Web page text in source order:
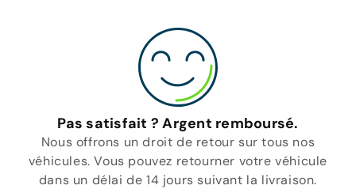
Pas satisfait ? Argent remboursé.
Nous offrons un droit de retour sur tous nos
véhicules. Vous pouvez retourner votre véhicule
dans un délai de 14 jours suivant la livraison.